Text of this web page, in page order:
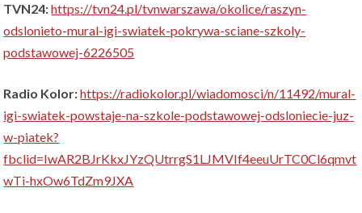
TVN24:https://tvn24.pl/tvnwarszawa/okolice/raszyn-
odslonieto-mural-igi-swiatek-pokrywa-sciane-szkoly-
podstawowej-6226505
Radio Kolor:https://radiokolor.pl/wiadomosci/n/11492/mural-
igi-swiatek-powstaje-na-szkole-podstawowej-odsloniecie-juz-
w-piatek?
fbclid=IwAR2BJrKkxJYzQUtrrgS1LJMVIf4eeuUrTC0Cl6qmvt
wTi-hxOw6TdZm9JXA